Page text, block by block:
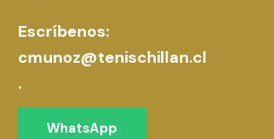
Escríbenos:
cmunoz@tenischillan.cl
.
WhatsApp